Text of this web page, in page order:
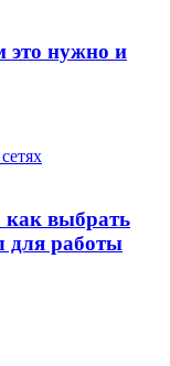
это нужно и
выбрать
для работы